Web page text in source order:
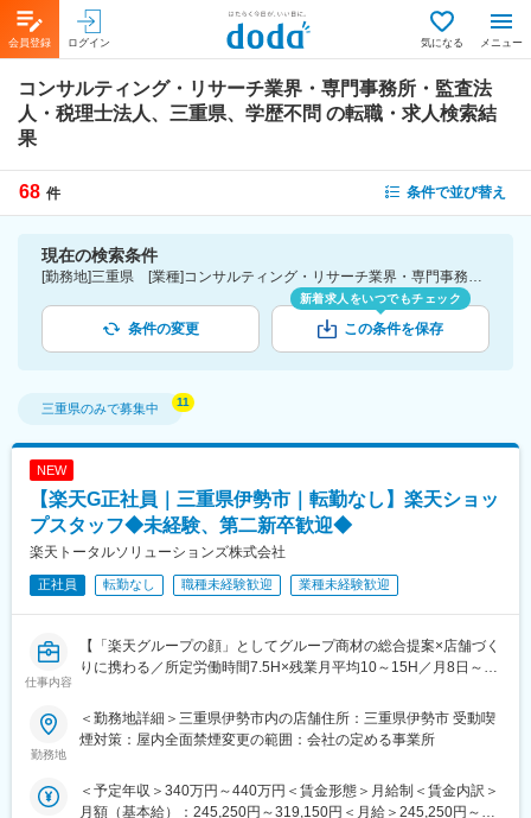
会員登録 ログイン 気になる メニュー
コンサルティング・リサーチ業界・専門事務所・監査法
人・税理士法人、三重県、学歴不問 の転職・求人検索結
果
68 件 条件で並び替え
現在の検索条件
[勤務地]三重県 [業種]コンサルティング・リサーチ業界・専門事務所・監査法人・税理士法人 [こだわり条件ピックアップ]学歴不問 [詳細条件](募集・採用情報)学歴不問
条件の変更
新着求人をいつでもチェック
この条件を保存
三重県のみで募集中
NEW
【楽天G正社員｜三重県伊勢市｜転勤なし】楽天ショッ
プスタッフ◆未経験、第二新卒歓迎◆
楽天トータルソリューションズ株式会社
正社員 転勤なし 職種未経験歓迎 業種未経験歓迎
仕事内容
【「楽天グループの顔」としてグループ商材の総合提案×店舗づく
りに携わる／所定労働時間7.5H×残業月平均10～15H／月8日～休
楽天モバイルショップに来店されるお客様へ、スマートフォン・
料金プラン・楽天カード・楽天市場・楽天ポイントなど、楽天経
て、お客様の生活をより豊かにするトータルサポートを行うポジ
勤務地
＜勤務地詳細＞三重県伊勢市内の店舗住所：三重県伊勢市 受動喫
煙対策：屋内全面禁煙変更の範囲：会社の定める事業所
＜予定年収＞340万円～440万円＜賃金形態＞月給制＜賃金内訳＞
月額（基本給）：245,250円～319,150円＜月給＞245,250円～